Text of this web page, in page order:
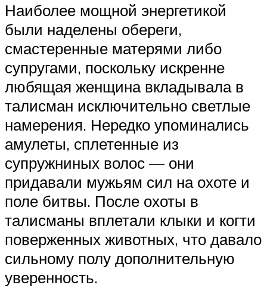
Наиболее мощной энергетикой
были наделены обереги,
смастеренные матерями либо
супругами, поскольку искренне
любящая женщина вкладывала в
талисман исключительно светлые
намерения. Нередко упоминались
амулеты, сплетенные из
супружниных волос — они
придавали мужьям сил на охоте и
поле битвы. После охоты в
талисманы вплетали клыки и когти
поверженных животных, что давало
сильному полу дополнительную
уверенность.